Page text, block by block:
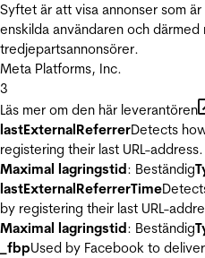
Syftet är att visa annonser som
enskilda användaren och
tredjepartsannonsörer.
Meta Platforms, Inc.
3
Läs mer om den här leverantören
lastExternalReferrerDetects
registering their last URL-address.
Maximal lagringstid: Beständig
lastExternalReferrerTime
by registering their last URL-
Maximal lagringstid: Beständig
_fbpUsed by Facebook to